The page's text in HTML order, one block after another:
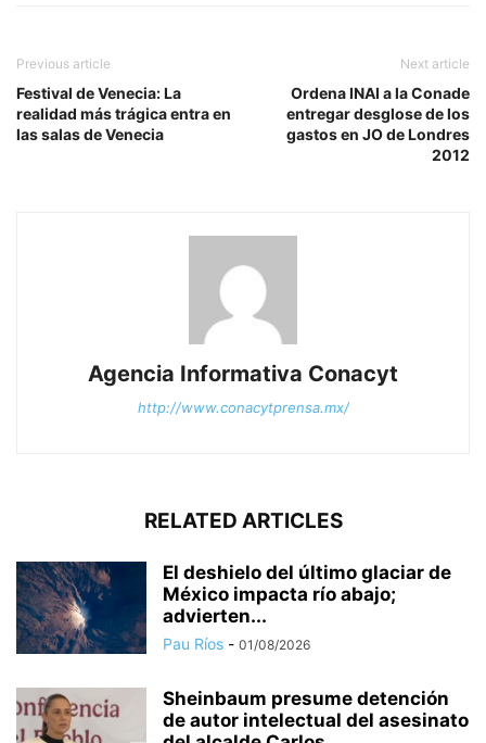
Previous article
Festival de Venecia: La
realidad más trágica entra en
las salas de Venecia
Next article
Ordena INAI a la Conade
entregar desglose de los
gastos en JO de Londres
2012
Agencia Informativa Conacyt
http://www.conacytprensa.mx/
RELATED ARTICLES
El deshielo del último glaciar de
México impacta río abajo;
advierten...
Pau Ríos - 01/08/2026
Sheinbaum presume detención
de autor intelectual del asesinato